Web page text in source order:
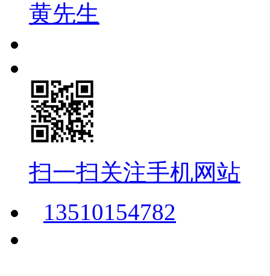
黄先生
扫一扫关注手机网站
13510154782